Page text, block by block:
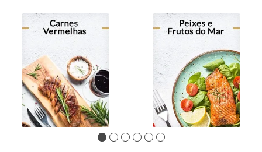
1 2 3 4 5 6